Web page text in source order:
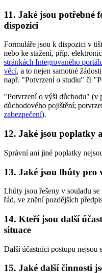
11. Jaké jsou potřebné
dispozici
Formuláře jsou k dispozici v
nebo ke stažení, příp.
stránkách Integrovaného
věcí, a to nejen samotné
např. "Potvrzení o studiu" či
"Potvrzení o výši důchodu" (v
důchodového pojištění;
zabezpečení).
12. Jaké jsou poplatky
Správní ani jiné poplatky
13. Jaké jsou lhůty pro
Lhůty jsou řešeny v souladu
řád, ve znění pozdějších
14. Kteří jsou další
situace
Další účastníci postupu nejsou
15. Jaké další činnosti